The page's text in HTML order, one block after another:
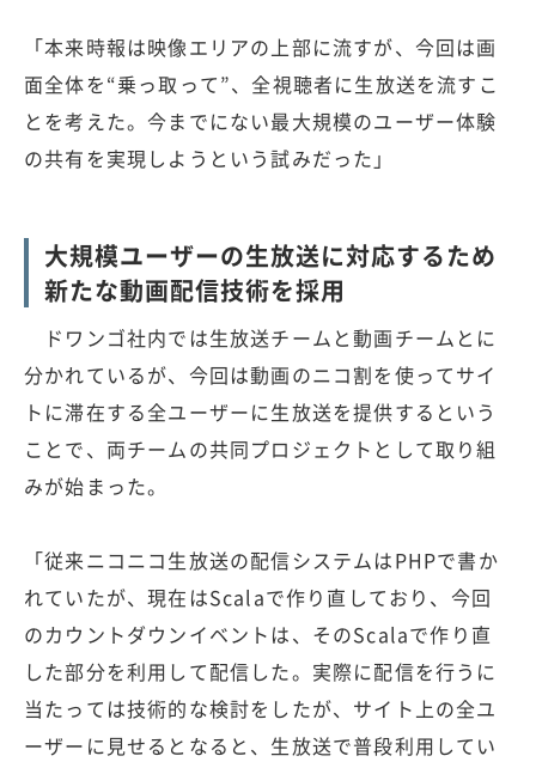
「本来時報は映像エリアの上部に流すが、今回は画
面全体を“乗っ取って”、全視聴者に生放送を流すこ
とを考えた。今までにない最大規模のユーザー体験
の共有を実現しようという試みだった」
大規模ユーザーの生放送に対応するため
新たな動画配信技術を採用
ドワンゴ社内では生放送チームと動画チームとに
分かれているが、今回は動画のニコ割を使ってサイ
トに滞在する全ユーザーに生放送を提供するという
ことで、両チームの共同プロジェクトとして取り組
みが始まった。
「従来ニコニコ生放送の配信システムはPHPで書か
れていたが、現在はScalaで作り直しており、今回
のカウントダウンイベントは、そのScalaで作り直
した部分を利用して配信した。実際に配信を行うに
当たっては技術的な検討をしたが、サイト上の全ユ
ーザーに見せるとなると、生放送で普段利用してい